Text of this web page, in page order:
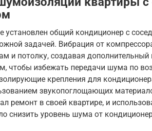
установлен общий кондиционер с
задачей. Вибрация от
и потолку, создавая
чтобы избежать передачи шума по
крепления для
звукопоглощающих
ремонт в своей квартире, и
снизить уровень шума от